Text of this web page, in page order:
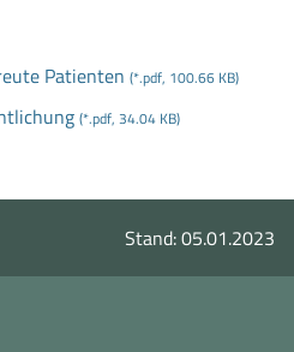
Patienten (*.pdf, 100.66 KB)
(*.pdf, 34.04 KB)
Stand: 05.01.2023